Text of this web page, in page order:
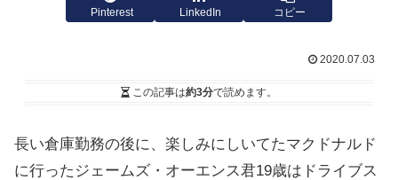
Pinterest LinkedIn コピー
2020.07.03
この記事は約3分で読めます。
長い倉庫勤務の後に、楽しみにしいてたマクドナルド
に行ったジェームズ・オーエンス君19歳はドライブス